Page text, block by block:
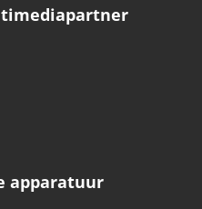
apparatuur